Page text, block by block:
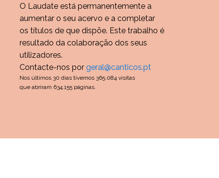
O Laudate está permanentemente a
aumentar o seu acervo e a completar
os títulos de que dispõe. Este trabalho é
resultado da colaboração dos seus
utilizadores.
Contacte-nos por geral@canticos.pt
Nos últimos 30 dias tivemos 365.084 visitas
que abriram 634.155 páginas.